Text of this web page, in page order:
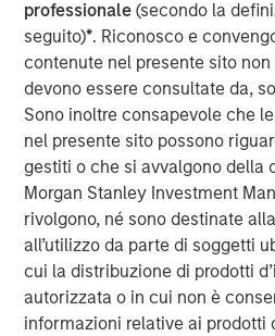
professionale(secondo la
seguito)*. Riconosco e
contenute nel presente sito
devono essere consultate da,
Sono inoltre consapevole che
nel presente sito possono
gestiti o che si avvalgono della
Morgan Stanley Investment
rivolgono, né sono destinate
all’utilizzo da parte di soggetti
cui la distribuzione di prodotti
autorizzata o in cui non è
informazioni relative ai prodotti
Investments at Morgan Stanley
said: “We are pleased to
portfolio of senior housing
demonstrated strong historical
age, their real estate needs
Boomers are turning 80 this
housing is rising rapidly. We
nearly 5% annually over the
population cohort expands.”
“MorningStar is proud to begin
Morgan Stanley Real Estate
acquisition of three stand-out